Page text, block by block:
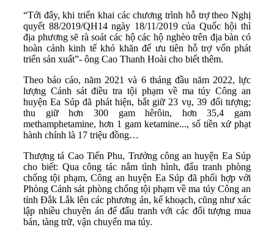
“Tới đây, khi triển khai các chương trình hỗ trợ theo Nghị
quyết 88/2019/QH14 ngày 18/11/2019 của Quốc hội thì
địa phương sẽ rà soát các hộ các hộ nghèo trên địa bàn có
hoàn cảnh kinh tế khó khăn để ưu tiên hỗ trợ vốn phát
triển sản xuất”- ông Cao Thanh Hoài cho biết thêm.
Theo báo cáo, năm 2021 và 6 tháng đầu năm 2022, lực
lượng Cảnh sát điều tra tội phạm về ma túy Công an
huyện Ea Súp đã phát hiện, bắt giữ 23 vụ, 39 đối tượng;
thu giữ hơn 300 gam hêrôin, hơn 35,4 gam
methamphetamine, hơn 1 gam ketamine..., số tiền xử phạt
hành chính là 17 triệu đồng…
Thượng tá Cao Tiến Phu, Trưởng công an huyện Ea Súp
cho biết: Qua công tác nắm tình hình, đấu tranh phòng
chống tội phạm, Công an huyện Ea Súp đã phối hợp với
Phòng Cảnh sát phòng chống tội phạm về ma túy Công an
tỉnh Đắk Lắk lên các phương án, kế khoạch, cũng như xác
lập nhiều chuyên án để đấu tranh với các đối tượng mua
bán, tàng trữ, vận chuyển ma túy.